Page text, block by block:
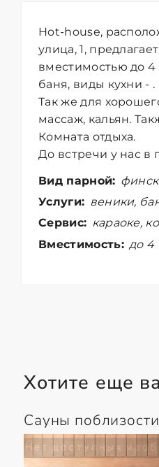
Hot-house,
улица, 1,
вместимостью до 4
баня, виды кухни - .
Так же для
массаж, кальян.
Комната отдыха.
До встречи у нас в
Вид парной:
Услуги: веники,
Сервис: караоке,
Вместимость: до 4
Хотите еще
Сауны поблизости